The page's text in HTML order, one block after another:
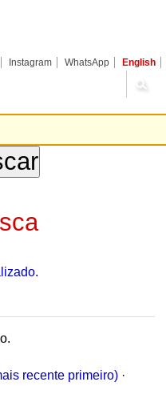
Instagram WhatsApp English
recente primeiro) ·